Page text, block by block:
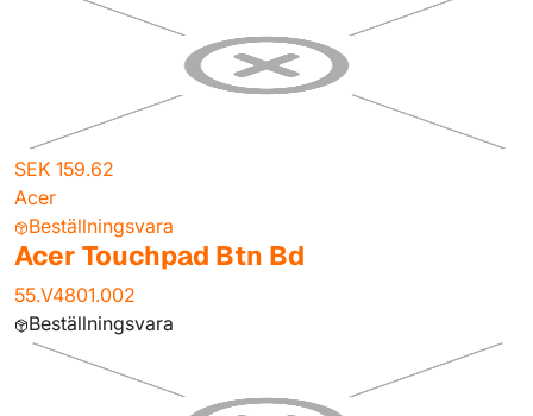
SEK 159.62
Acer
Beställningsvara
Acer Touchpad Btn Bd
55.V4801.002
Beställningsvara